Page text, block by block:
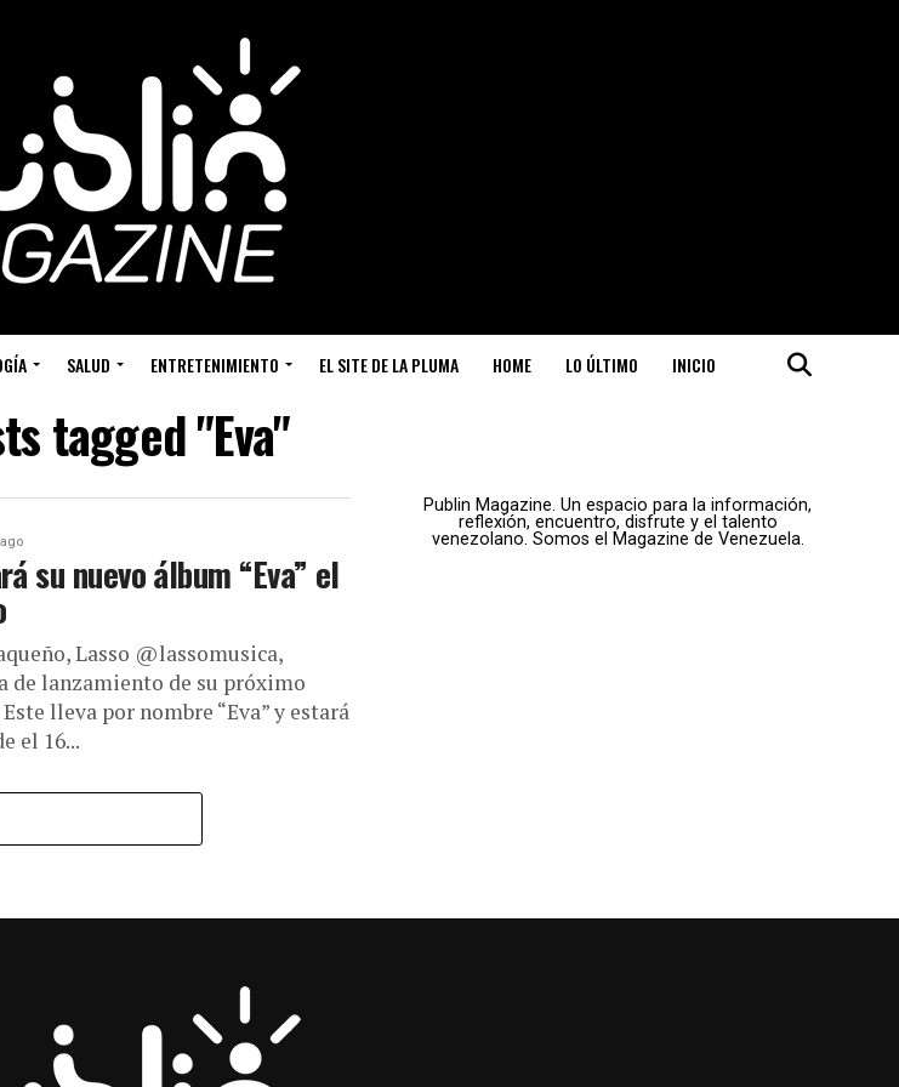
SALUD ENTRETENIMIENTO EL SITE DE LA PLUMA HOME LO ÚLTIMO INICIO
tagged "Eva"
su nuevo álbum “Eva” el
Lasso @lassomusica,
de lanzamiento de su próximo
lleva por nombre “Eva” y estará
el 16...
Publin Magazine. Un espacio para la información,
reflexión, encuentro, disfrute y el talento
venezolano. Somos el Magazine de Venezuela.